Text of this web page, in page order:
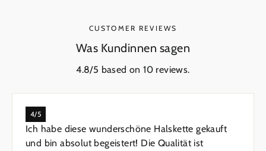
CUSTOMER REVIEWS
Was Kundinnen sagen
4.8/5 based on 10 reviews.
4/5
Ich habe diese wunderschöne Halskette gekauft
und bin absolut begeistert! Die Qualität ist